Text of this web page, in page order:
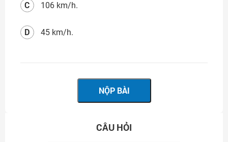
106 km/h.
C
45 km/h.
D
CÂU HỎI